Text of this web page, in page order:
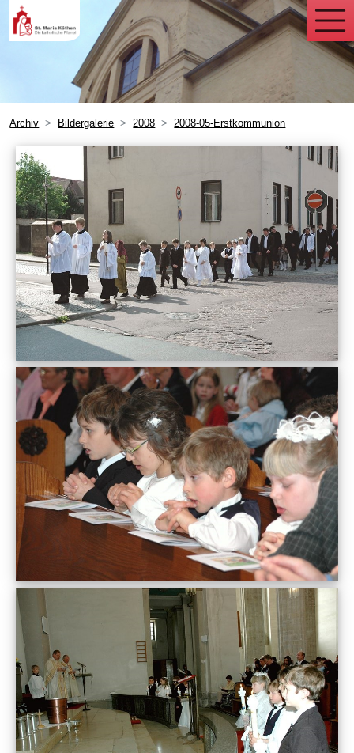
Archiv Bildergalerie 2008 2008-05-Erstkommunion